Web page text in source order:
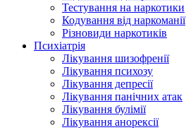
Тестування на наркотики
Кодування від наркоманії
Різновиди наркотиків
Психіатрія
Лікування шизофренії
Лікування психозу
Лікування депресії
Лікування панічних атак
Лікування булімії
Лікування анорексії